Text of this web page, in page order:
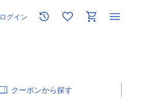
ログイン
クーポン